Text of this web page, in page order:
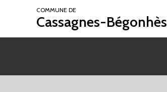
COMMUNE DE
Cassagnes-Bégonhès